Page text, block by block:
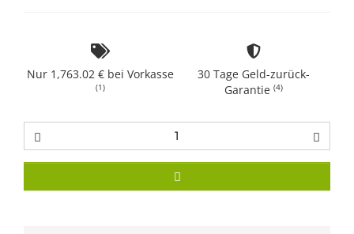
Nur 1,763.02 € bei Vorkasse
(1)
30 Tage Geld-zurück-
Garantie (4)